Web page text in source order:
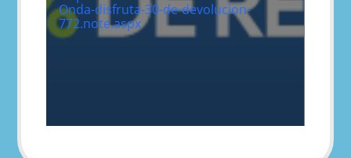
Onda-disfruta-30-de-devolucion-
772.note.aspx